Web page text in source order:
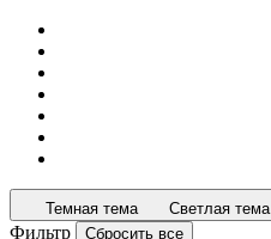
Темная тема Светлая тема
Фильтр Сбросить все